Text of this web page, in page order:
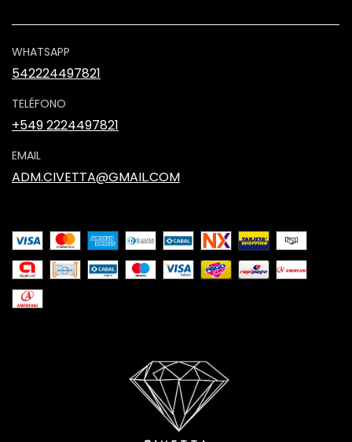
WHATSAPP
542224497821
TELÉFONO
+549 2224497821
EMAIL
ADM.CIVETTA@GMAIL.COM